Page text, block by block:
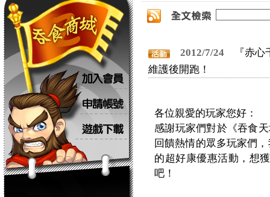
2012/7/24
『赤
維護後開跑！
各位親愛的玩家您好：
感謝玩家們對於《吞食
回饋熱情的眾多玩家們
的超好康優惠活動，想
吧！